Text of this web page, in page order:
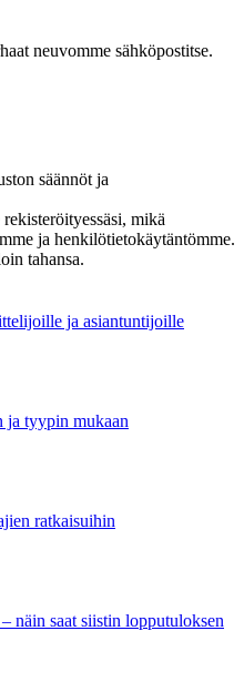
neuvomme sähköpostitse.
säännöt ja
mikä
ja henkilötietokäytäntömme.
tahansa.
ja asiantuntijoille
ja tyypin mukaan
ratkaisuihin
näin saat siistin lopputuloksen